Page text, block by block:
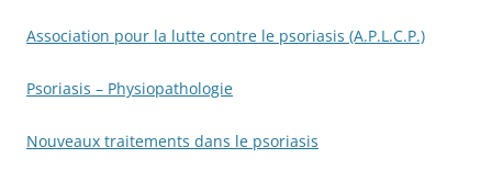
Association pour la lutte contre le psoriasis (A.P.L.C.P.)
Psoriasis – Physiopathologie
Nouveaux traitements dans le psoriasis